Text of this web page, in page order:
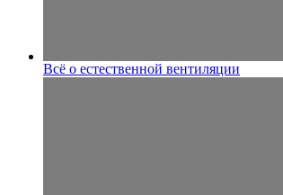
Всё о естественной вентиляции